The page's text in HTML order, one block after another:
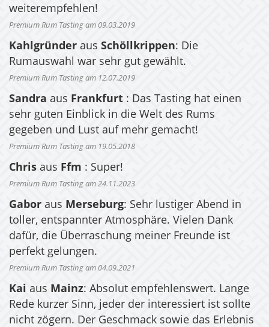
weiterempfehlen!
Premium Rum Tasting am 09.03.2019
Kahlgründer aus Schöllkrippen: Die
Rumauswahl war sehr gut gewählt.
Premium Rum Tasting am 12.07.2019
Sandra aus Frankfurt : Das Tasting hat einen
sehr guten Einblick in die Welt des Rums
gegeben und Lust auf mehr gemacht!
Premium Rum Tasting am 19.05.2018
Chris aus Ffm : Super!
Premium Rum Tasting am 24.11.2023
Gabor aus Merseburg: Sehr lustiger Abend in
toller, entspannter Atmosphäre. Vielen Dank
dafür, die Überraschung meiner Freunde ist
perfekt gelungen.
Premium Rum Tasting am 04.09.2021
Kai aus Mainz: Absolut empfehlenswert. Lange
Rede kurzer Sinn, jeder der interessiert ist sollte
nicht zögern. Der Geschmack sowie das Erlebnis